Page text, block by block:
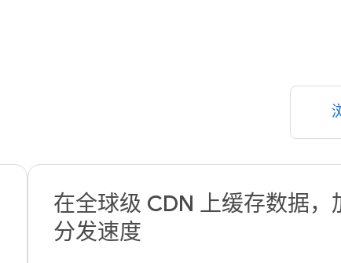
在全球级 CDN 上缓存数据，
分发速度